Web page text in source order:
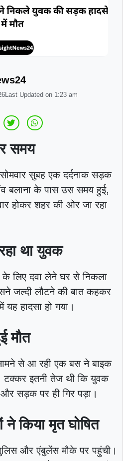
Last Updated on 1:23 am
समय
सुबह एक दर्दनाक सड़क
बलाना के पास उस समय हुई,
होकर शहर की ओर जा रहा
था युवक
के लिए दवा लेने घर से निकला
जल्दी लौटने की बात कहकर
हादसा हो गया।
मौत
सामने से आ रही एक बस ने बाइक
टक्कर इतनी तेज थी कि युवक
सड़क पर ही गिर पड़ा।
ने किया मृत घोषित
और एंबुलेंस मौके पर पहुंची।